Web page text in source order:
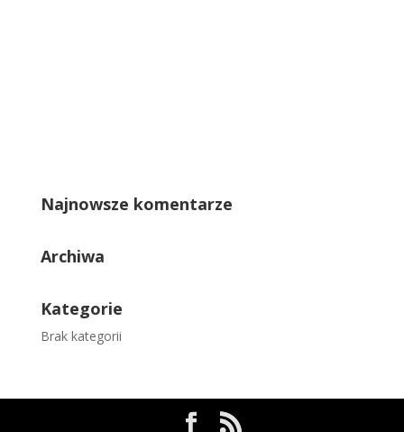
Najnowsze komentarze
Archiwa
Kategorie
Brak kategorii